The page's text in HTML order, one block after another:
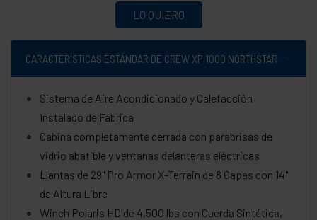
LO QUIERO
CARACTERÍSTICAS ESTÁNDAR DE CREW XP 1000 NORTHSTAR
Sistema de Aire Acondicionado y Calefacción
Instalado de Fábrica
Cabina completamente cerrada con parabrisas de
vidrio abatible y ventanas delanteras eléctricas
Llantas de 29" Pro Armor X-Terrain de 8 Capas con 14"
de Altura Libre
Winch Polaris HD de 4,500 lbs con Cuerda Sintética,